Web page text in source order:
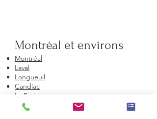
Montréal et environs
Montréal
Laval
Longueuil
Candiac
La Prairie
Saint-Constant
Beauharnois